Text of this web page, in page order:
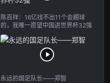
陈百祥：16亿找不出11个会踢球
的，我唯一愿望中国进世界杯32强
永远的国足队长——郑智